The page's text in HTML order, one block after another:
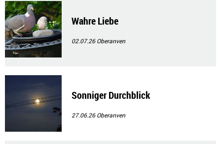
Wahre Liebe
02.07.26Oberanven
Sonniger Durchblick
27.06.26Oberanven